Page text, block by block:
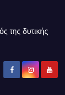
της δυτικής